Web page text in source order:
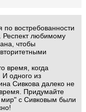
востребованности
Респект любимому
чтобы
время, когда
И одного из
Сивкова далеко не
Придумайте
мир" с Сивковым были